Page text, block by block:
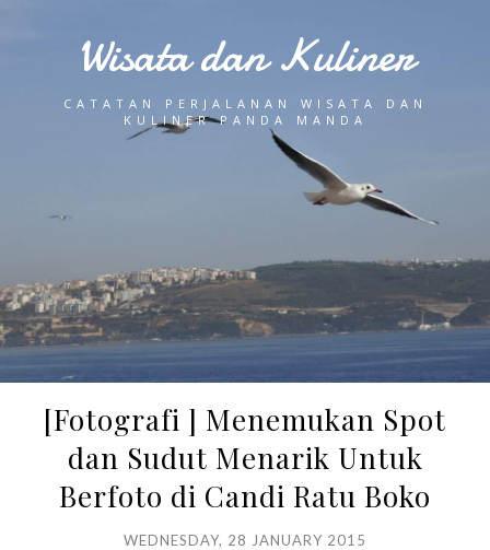
Wisata dan Kuliner
CATATAN PERJALANAN WISATA DAN
KULINER PANDA MANDA
[Fotografi ] Menemukan Spot
dan Sudut Menarik Untuk
Berfoto di Candi Ratu Boko
WEDNESDAY, 28 JANUARY 2015